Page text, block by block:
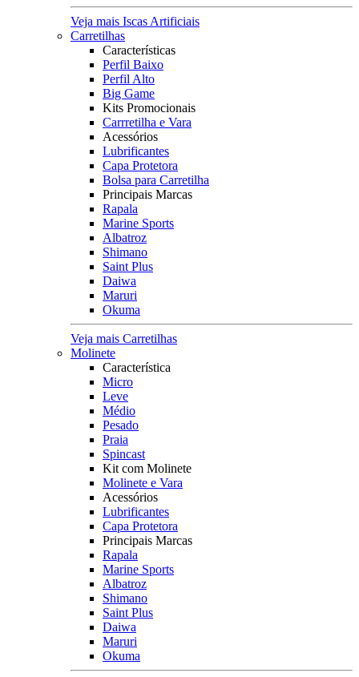
Veja mais Iscas Artificiais
Carretilhas
Características
Perfil Baixo
Perfil Alto
Big Game
Kits Promocionais
Carrretilha e Vara
Acessórios
Lubrificantes
Capa Protetora
Bolsa para Carretilha
Principais Marcas
Rapala
Marine Sports
Albatroz
Shimano
Saint Plus
Daiwa
Maruri
Okuma
Veja mais Carretilhas
Molinete
Característica
Micro
Leve
Médio
Pesado
Praia
Spincast
Kit com Molinete
Molinete e Vara
Acessórios
Lubrificantes
Capa Protetora
Principais Marcas
Rapala
Marine Sports
Albatroz
Shimano
Saint Plus
Daiwa
Maruri
Okuma